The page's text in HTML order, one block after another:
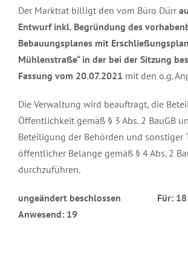
Der Marktrat billigt den vom Büro Dürr
Entwurf inkl. Begründung des
Bebauungsplanes mit
Mühlenstraße“ in der bei der Sitzung
Fassung vom 20.07.2021 mit den o.g.
Die Verwaltung wird beauftragt, die
Öffentlichkeit gemäß § 3 Abs. 2 BauGB
Beteiligung der Behörden und sonstiger
öffentlicher Belange gemäß § 4 Abs. 2
durchzuführen.
ungeändert beschlossen Für: 18
Anwesend: 19